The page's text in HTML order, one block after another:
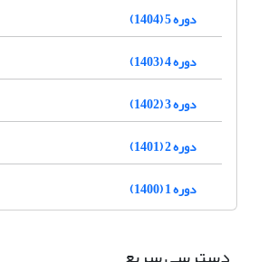
دوره 5 (1404)
دوره 4 (1403)
دوره 3 (1402)
دوره 2 (1401)
دوره 1 (1400)